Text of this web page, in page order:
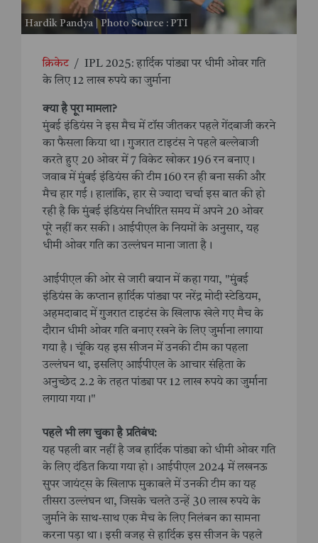
Hardik Pandya | Photo Source : PTI
क्रिकेट / IPL 2025: हार्दिक पांड्या पर धीमी ओवर गति
के लिए 12 लाख रुपये का जुर्माना
क्या है पूरा मामला?
मुंबई इंडियंस ने इस मैच में टॉस जीतकर पहले गेंदबाजी करने
का फैसला किया था। गुजरात टाइटंस ने पहले बल्लेबाजी
करते हुए 20 ओवर में 7 विकेट खोकर 196 रन बनाए।
जवाब में मुंबई इंडियंस की टीम 160 रन ही बना सकी और
मैच हार गई। हालांकि, हार से ज्यादा चर्चा इस बात की हो
रही है कि मुंबई इंडियंस निर्धारित समय में अपने 20 ओवर
पूरे नहीं कर सकी। आईपीएल के नियमों के अनुसार, यह
धीमी ओवर गति का उल्लंघन माना जाता है।
आईपीएल की ओर से जारी बयान में कहा गया, "मुंबई
इंडियंस के कप्तान हार्दिक पांड्या पर नरेंद्र मोदी स्टेडियम,
अहमदाबाद में गुजरात टाइटंस के खिलाफ खेले गए मैच के
दौरान धीमी ओवर गति बनाए रखने के लिए जुर्माना लगाया
गया है। चूंकि यह इस सीजन में उनकी टीम का पहला
उल्लंघन था, इसलिए आईपीएल के आचार संहिता के
अनुच्छेद 2.2 के तहत पांड्या पर 12 लाख रुपये का जुर्माना
लगाया गया।"
पहले भी लग चुका है प्रतिबंध:
यह पहली बार नहीं है जब हार्दिक पांड्या को धीमी ओवर गति
के लिए दंडित किया गया हो। आईपीएल 2024 में लखनऊ
सुपर जायंट्स के खिलाफ मुकाबले में उनकी टीम का यह
तीसरा उल्लंघन था, जिसके चलते उन्हें 30 लाख रुपये के
जुर्माने के साथ-साथ एक मैच के लिए निलंबन का सामना
करना पड़ा था। इसी वजह से हार्दिक इस सीजन के पहले